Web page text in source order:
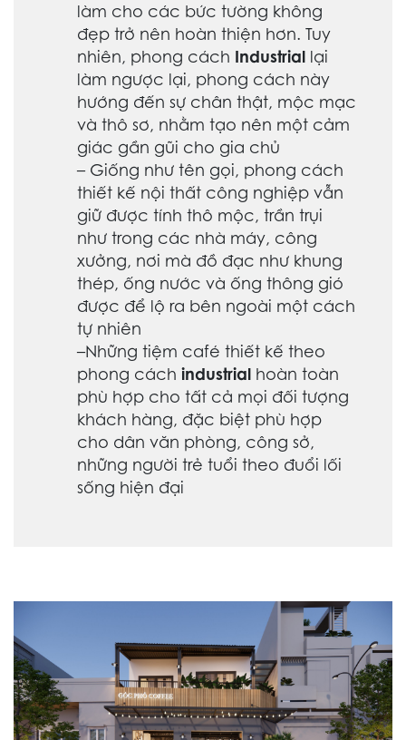
làm cho các bức tường không
đẹp trở nên hoàn thiện hơn. Tuy
nhiên, phong cách Industrial lại
làm ngược lại, phong cách này
hướng đến sự chân thật, mộc mạc
và thô sơ, nhằm tạo nên một cảm
giác gần gũi cho gia chủ
– Giống như tên gọi, phong cách
thiết kế nội thất công nghiệp vẫn
giữ được tính thô mộc, trần trụi
như trong các nhà máy, công
xưởng, nơi mà đồ đạc như khung
thép, ống nước và ống thông gió
được để lộ ra bên ngoài một cách
tự nhiên
–Những tiệm café thiết kế theo
phong cách industrial hoàn toàn
phù hợp cho tất cả mọi đối tượng
khách hàng, đặc biệt phù hợp
cho dân văn phòng, công sở,
những người trẻ tuổi theo đuổi lối
sống hiện đại